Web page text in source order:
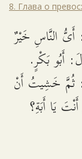
8. Глава о
النَّاسِ خَيْرٌ
أَبُو بَكْرٍ.
ثُمَّ خَشِيتُ أَنْ
يَا أَبَةِ؟